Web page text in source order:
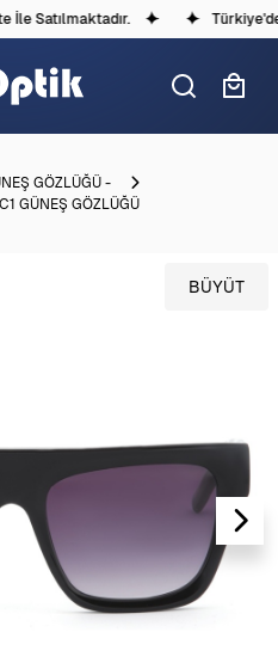
Satılmaktadır.
GÖZLÜĞÜ -
GÜNEŞ GÖZLÜĞÜ
BÜYÜT